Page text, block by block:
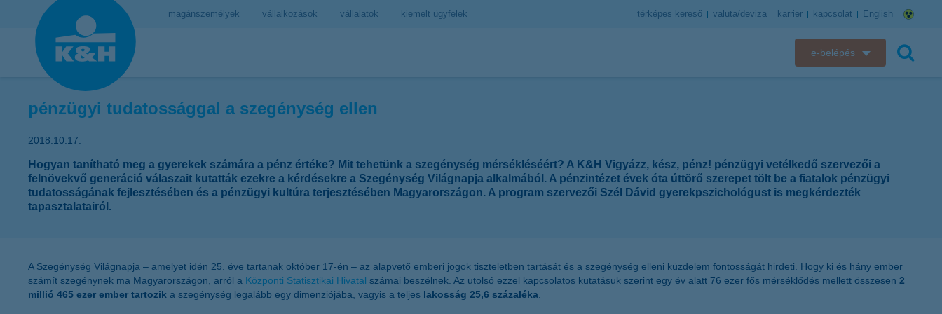
magánszemélyek vállalkozások vállalatok kiemelt ügyfelek térképes kereső valuta/deviza karrier kapcsolat English
e-belépés
K&H web Electra
pénzügyi tudatossággal a szegénység ellen
2018.10.17.
Hogyan tanítható meg a gyerekek számára a pénz értéke? Mit tehetünk a szegénység mérsékléséért? A K&H Vigyázz, kész, pénz! pénzügyi vetélkedő szervezői a
felnövekvő generáció válaszait kutatták ezekre a kérdésekre a Szegénység Világnapja alkalmából. A pénzintézet évek óta úttörő szerepet tölt be a fiatalok pénzügyi
tudatosságának fejlesztésében és a pénzügyi kultúra terjesztésében Magyarországon. A program szervezői Szél Dávid gyerekpszichológust is megkérdezték
tapasztalatairól.
A Szegénység Világnapja – amelyet idén 25. éve tartanak október 17-én – az alapvető emberi jogok tiszteletben tartását és a szegénység elleni küzdelem fontosságát hirdeti. Hogy ki és hány ember
számít szegénynek ma Magyarországon, arról a Központi Statisztikai Hivatal számai beszélnek. Az utolsó ezzel kapcsolatos kutatásuk szerint egy év alatt 76 ezer fős mérséklődés mellett összesen 2
millió 465 ezer ember tartozik a szegénység legalább egy dimenziójába, vagyis a teljes lakosság 25,6 százaléka